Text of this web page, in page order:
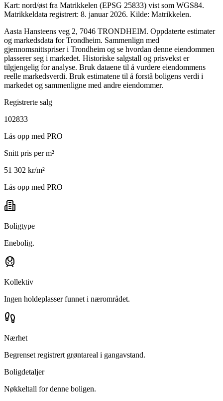
Kart: nord/øst fra Matrikkelen (EPSG 25833) vist som WGS84.
Matrikkeldata registrert: 8. januar 2026. Kilde: Matrikkelen.
Aasta Hansteens veg 2, 7046 TRONDHEIM. Oppdaterte estimater
og markedsdata for Trondheim. Sammenlign med
gjennomsnittspriser i Trondheim og se hvordan denne eiendommen
plasserer seg i markedet. Historiske salgstall og prisvekst er
tilgjengelig for analyse. Bruk dataene til å vurdere eiendommens
reelle markedsverdi. Bruk estimatene til å forstå boligens verdi i
markedet og sammenligne med andre eiendommer.
Registrerte salg
102833
Lås opp med PRO
Snitt pris per m²
51 302 kr/m²
Lås opp med PRO
Boligtype
Enebolig.
Kollektiv
Ingen holdeplasser funnet i nærområdet.
Nærhet
Begrenset registrert grøntareal i gangavstand.
Boligdetaljer
Nøkkeltall for denne boligen.